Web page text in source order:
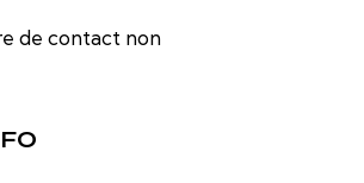
de contact non